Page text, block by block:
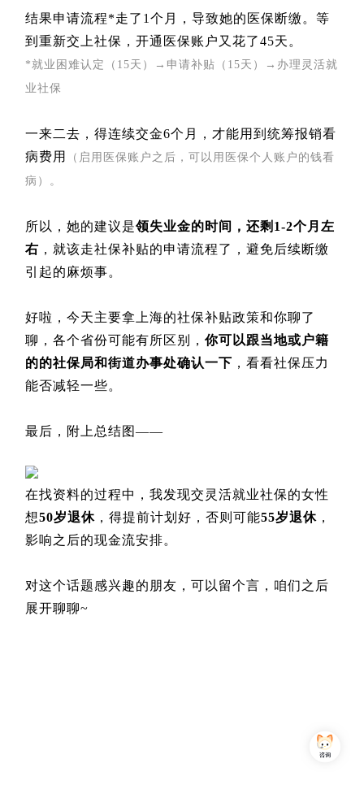
结果申请流程*走了1个月，导致她的医保断缴。等
到重新交上社保，开通医保账户又花了45天。
*就业困难认定（15天）→申请补贴（15天）→办理灵活就
业社保
一来二去，得连续交金6个月，才能用到统筹报销看
病费用
（启用医保账户之后，可以用医保个人账户的钱看
病）。
所以，她的建议是领失业金的时间，还剩1-2个月左
右 ，就该走社保补贴的申请流程了，避免后续断缴
引起的麻烦事。
好啦，今天主要拿上海的社保补贴政策和你聊了
聊，各个省份可能有所区别， 你可以跟当地或户籍
的的社保局和街道办事处确认一下 ，看看社保压力
能否减轻一些。
最后，附上总结图——
在找资料的过程中，我发现交灵活就业社保的女性
想50岁退休 ，得提前计划好，否则可能55岁退休 ，
影响之后的现金流安排。
对这个话题感兴趣的朋友，可以留个言，咱们之后
展开聊聊~